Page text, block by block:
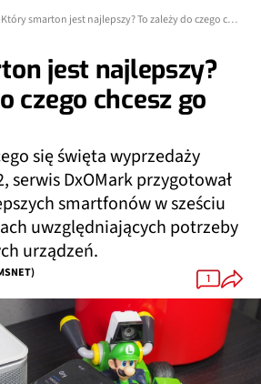
Który smarton jest najlepszy? To zależy do czego chcesz go użyć
jest najlepszy?
czego chcesz go
się święta wyprzedaży
serwis DxOMark przygotował
smartfonów w sześciu
uwzględniających potrzeby
urządzeń.
1